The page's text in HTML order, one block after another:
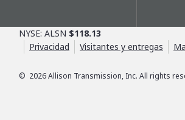
© 2026Allison Transmission, Inc. All rights
NYSE: ALSN $118.13
Privacidad
Visitantes y entregas